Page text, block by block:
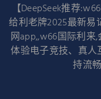
【DeepSeek推荐
给利老牌2025最新易
网app,,w66国际利来
体验电子竞技、真
持流